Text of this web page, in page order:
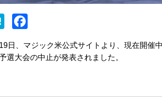
H
e
c
o
日、マジック米公式サイトより、現在開催
選大会の中止が発表されました。